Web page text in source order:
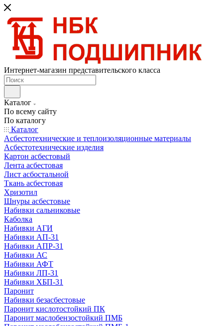
Интернет-магазин представительского класса
Каталог
По всему сайту
По каталогу
Каталог
Асбестотехнические и теплоизоляционные материалы
Асбестотехнические изделия
Картон асбестовый
Лента асбестовая
Лист асбостальной
Ткань асбестовая
Хризотил
Шнуры асбестовые
Набивки сальниковые
Каболка
Набивки АГИ
Набивки АП-31
Набивки АПР-31
Набивки АС
Набивки АФТ
Набивки ЛП-31
Набивки ХБП-31
Паронит
Набивки безасбестовые
Паронит кислотостойкий ПК
Паронит маслобензостойкий ПМБ